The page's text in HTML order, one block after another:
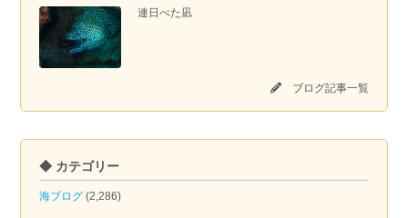
連日べた凪
ブログ記事一覧
◆ カテゴリー
海ブログ (2,286)